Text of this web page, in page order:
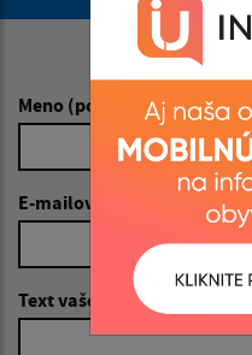
Meno (povinné)
E-mailová adresa (povinné)
Text vašej správy (povinné)